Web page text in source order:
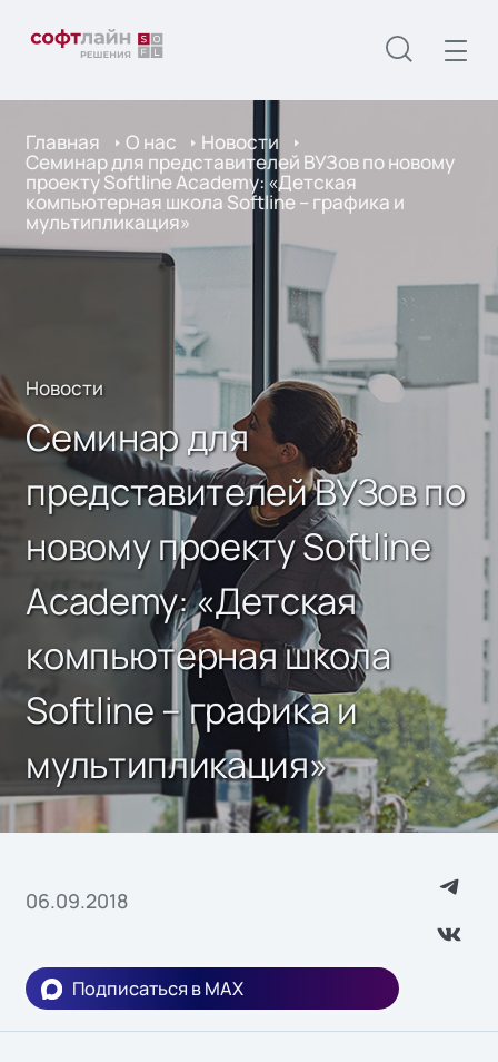
Главная О нас Новости
Семинар для представителей ВУЗов по новому
проекту Softline Academy: «Детская
компьютерная школа Softline – графика и
мультипликация»
Новости
Семинар для
представителей ВУЗов по
новому проекту Softline
Academy: «Детская
компьютерная школа
Softline – графика и
мультипликация»
06.09.2018
Подписаться в MAX